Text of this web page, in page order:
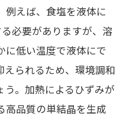
例えば、食塩を液体に
必要がありますが、溶
に低い温度で液体にで
えられるため、環境調和
。加熱によるひずみが
高品質の単結晶を生成